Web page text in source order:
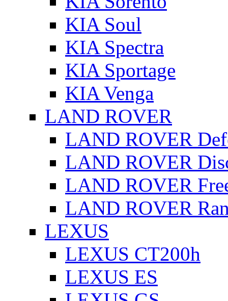
KIA Soul
KIA Spectra
KIA Sportage
KIA Venga
LAND ROVER
LAND ROVER
LAND ROVER
LAND ROVER
LAND ROVER
LEXUS
LEXUS CT200h
LEXUS ES